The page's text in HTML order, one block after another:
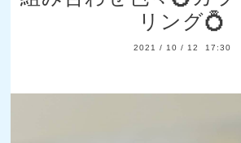
リング💍
2021 / 10 / 12 17:30